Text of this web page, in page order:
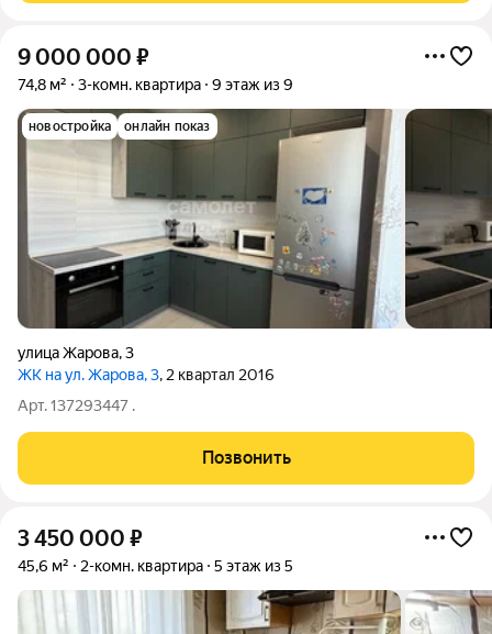
9 000 000 ₽
74,8 м² 3-комн. квартира 9 этаж из 9
новостройка онлайн показ
улица Жарова,3
ЖК на ул. Жарова, 3, 2 квартал 2016
Арт. 137293447 .
Позвонить
3 450 000 ₽
45,6 м² 2-комн. квартира 5 этаж из 5